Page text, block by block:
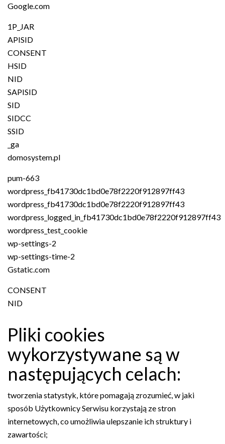
Google.com
1P_JAR
APISID
CONSENT
HSID
NID
SAPISID
SID
SIDCC
SSID
_ga
domosystem.pl
pum-663
wordpress_fb41730dc1bd0e78f2220f912897ff43
wordpress_fb41730dc1bd0e78f2220f912897ff43
wordpress_logged_in_fb41730dc1bd0e78f2220f912897ff43
wordpress_test_cookie
wp-settings-2
wp-settings-time-2
Gstatic.com
CONSENT
NID
Pliki cookies
wykorzystywane są w
następujących celach:
tworzenia statystyk, które pomagają zrozumieć, w jaki
sposób Użytkownicy Serwisu korzystają ze stron
internetowych, co umożliwia ulepszanie ich struktury i
zawartości;